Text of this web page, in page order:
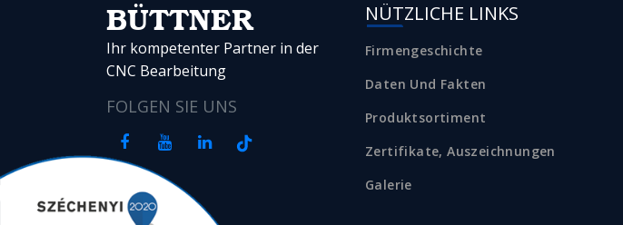
BÜTTNER
Ihr kompetenter Partner in der
CNC Bearbeitung
FOLGEN SIE UNS
NÜTZLICHE LINKS
Firmengeschichte
Daten Und Fakten
Produktsortiment
Zertifikate, Auszeichnungen
Galerie